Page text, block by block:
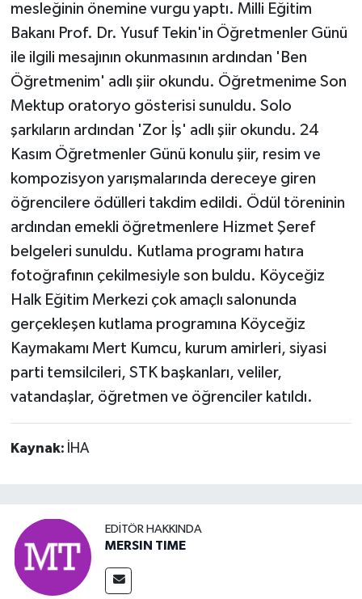
mesleğinin önemine vurgu yaptı. Milli Eğitim
Bakanı Prof. Dr. Yusuf Tekin'in Öğretmenler Günü
ile ilgili mesajının okunmasının ardından 'Ben
Öğretmenim' adlı şiir okundu. Öğretmenime Son
Mektup oratoryo gösterisi sunuldu. Solo
şarkıların ardından 'Zor İş' adlı şiir okundu. 24
Kasım Öğretmenler Günü konulu şiir, resim ve
kompozisyon yarışmalarında dereceye giren
öğrencilere ödülleri takdim edildi. Ödül töreninin
ardından emekli öğretmenlere Hizmet Şeref
belgeleri sunuldu. Kutlama programı hatıra
fotoğrafının çekilmesiyle son buldu. Köyceğiz
Halk Eğitim Merkezi çok amaçlı salonunda
gerçekleşen kutlama programına Köyceğiz
Kaymakamı Mert Kumcu, kurum amirleri, siyasi
parti temsilcileri, STK başkanları, veliler,
vatandaşlar, öğretmen ve öğrenciler katıldı.
Kaynak: İHA
EDITÖR HAKKINDA
MERSIN TIME